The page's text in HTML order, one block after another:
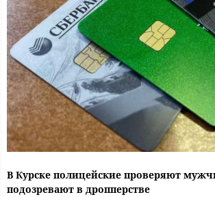
В Курске полицейские проверяют
подозревают в дропперстве